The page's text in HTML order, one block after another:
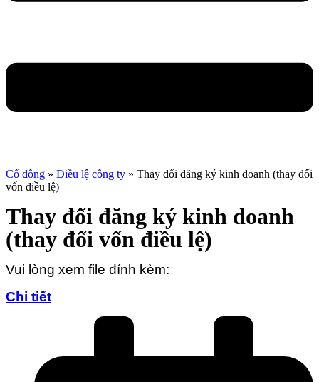
Cổ đông » Điều lệ công ty » Thay đổi đăng ký kinh doanh (thay đổi
vốn điều lệ)
Thay đổi đăng ký kinh doanh
(thay đổi vốn điều lệ)
Vui lòng xem file đính kèm:
Chi tiết